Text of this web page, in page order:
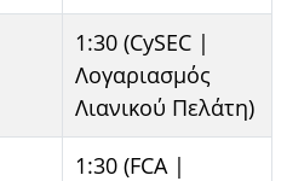
1:30 (CySEC |
Λογαριασμός
Λιανικού Πελάτη)
1:30 (FCA |